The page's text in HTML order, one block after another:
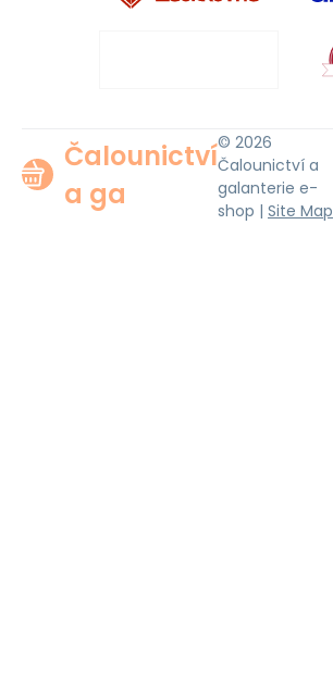
Čalounictví
a ga
© 2026
Čalounictví a
galanterie e-
shop | Site Map